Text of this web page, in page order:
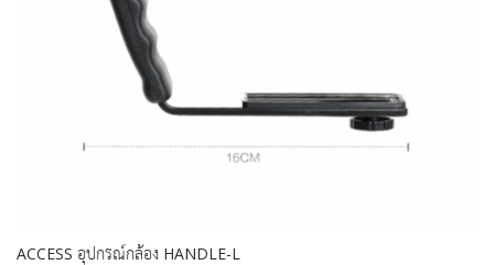
ACCESS อุปกรณ์กล้อง HANDLE-L